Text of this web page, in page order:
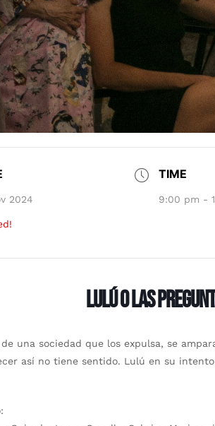
2024
TIME
9:00 pm -
LULÚ O LAS
una sociedad que los expulsa, se
así no tiene sentido. Lulú en su
: